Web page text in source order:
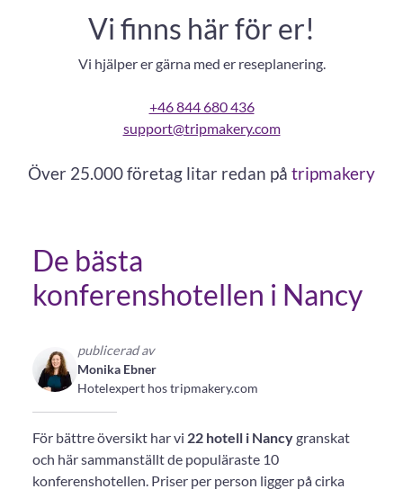
Vi finns här för er!
Vi hjälper er gärna med er reseplanering.
+46 844 680 436
support@tripmakery.com
Över 25.000 företag litar redan på tripmakery
De bästa
konferenshotellen i Nancy
publicerad av
Monika Ebner
Hotelexpert hos tripmakery.com
För bättre översikt har vi 22 hotell i Nancygranskat
och här sammanställt de populäraste 10
konferenshotellen. Priser per person ligger på cirka